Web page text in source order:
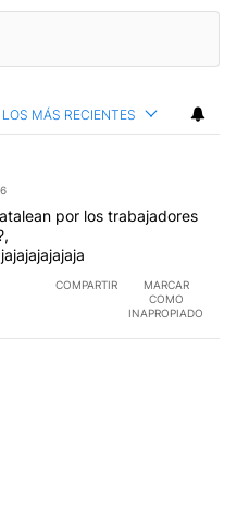
LOS MÁS RECIENTES
por los trabajadores
COMPARTIR
MARCAR
COMO
INAPROPIADO